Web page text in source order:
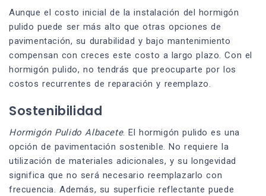
Aunque el costo inicial de la instalación del hormigón
pulido puede ser más alto que otras opciones de
pavimentación, su durabilidad y bajo mantenimiento
compensan con creces este costo a largo plazo. Con el
hormigón pulido, no tendrás que preocuparte por los
costos recurrentes de reparación y reemplazo.
Sostenibilidad
Hormigón Pulido Albacete. El hormigón pulido es una
opción de pavimentación sostenible. No requiere la
utilización de materiales adicionales, y su longevidad
significa que no será necesario reemplazarlo con
frecuencia. Además, su superficie reflectante puede